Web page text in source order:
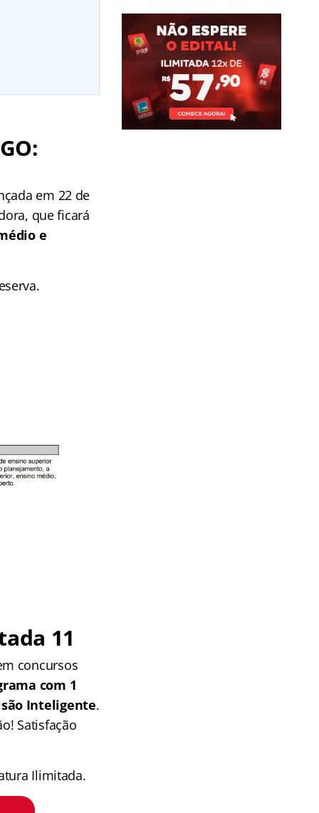
em 22 de
que ficará
e
11
concursos
com 1
Inteligente.
Satisfação
Ilimitada.